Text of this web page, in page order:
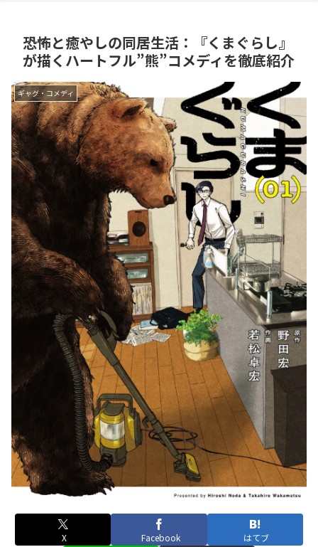
恐怖と癒やしの同居生活：『くまぐらし』
が描くハートフル”熊”コメディを徹底紹介
ギャグ・コメディ
X Facebook はてブ